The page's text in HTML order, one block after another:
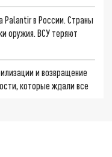
Palantir в России. Страны
оружия. ВСУ теряют
и возвращение
которые ждали все